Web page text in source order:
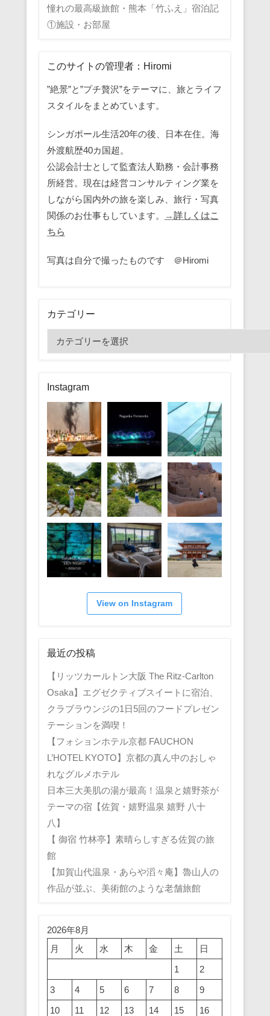
憧れの最高級旅館・熊本「竹ふえ」宿泊記
①施設・お部屋
このサイトの管理者：Hiromi
”絶景”と”プチ贅沢”をテーマに、旅とライフ
スタイルをまとめています。
シンガポール生活20年の後、日本在住。海
外渡航歴40カ国超。
公認会計士として監査法人勤務・会計事務
所経営。現在は経営コンサルティング業を
しながら国内外の旅を楽しみ、旅行・写真
関係のお仕事もしています。
→詳しくはこ
ちら
写真は自分で撮ったものです ＠Hiromi
カテゴリー
テ
リ
ー
Instagram
View on Instagram
最近の投稿
【リッツカールトン大阪 The Ritz-Carlton
Osaka】エグゼクティブスイートに宿泊、
クラブラウンジの1日5回のフードプレゼン
テーションを満喫！
【フォションホテル京都 FAUCHON
L’HOTEL KYOTO】京都の真ん中のおしゃ
れなグルメホテル
日本三大美肌の湯が最高！温泉と嬉野茶が
テーマの宿【佐賀・嬉野温泉 嬉野 八十
八】
【 御宿 竹林亭】素晴らしすぎる佐賀の旅
館
【加賀山代温泉・あらや滔々庵】魯山人の
作品が並ぶ、美術館のような老舗旅館
2026年8月
月
火 水 木 金 土
日
1
2
3
4 5 6 7 8
9
10
11 12 13 14 15
16